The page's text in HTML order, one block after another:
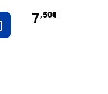
Ajouter au panier
7,50€